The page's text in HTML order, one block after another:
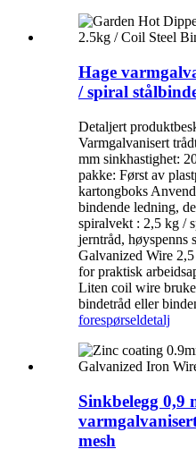
Hage
/ spiral
Detaljert
Varmgalvanisert
mm sinkhastighet:
pakke: Først av
kartongboks
bindende ledning,
spiralvekt : 2,5 kg /
jerntråd, høyspenns
Galvanized Wire
for praktisk
Liten coil wire
bindetråd eller
forespørseldetalj
Sinkbelegg 0,9
mesh